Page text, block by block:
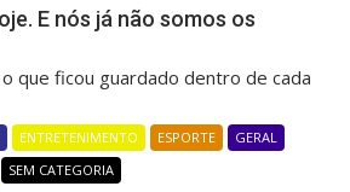
E nós já não somos os
que ficou guardado dentro de cada
ENTRETENIMENTO ESPORTE
GERAL
SEM CATEGORIA